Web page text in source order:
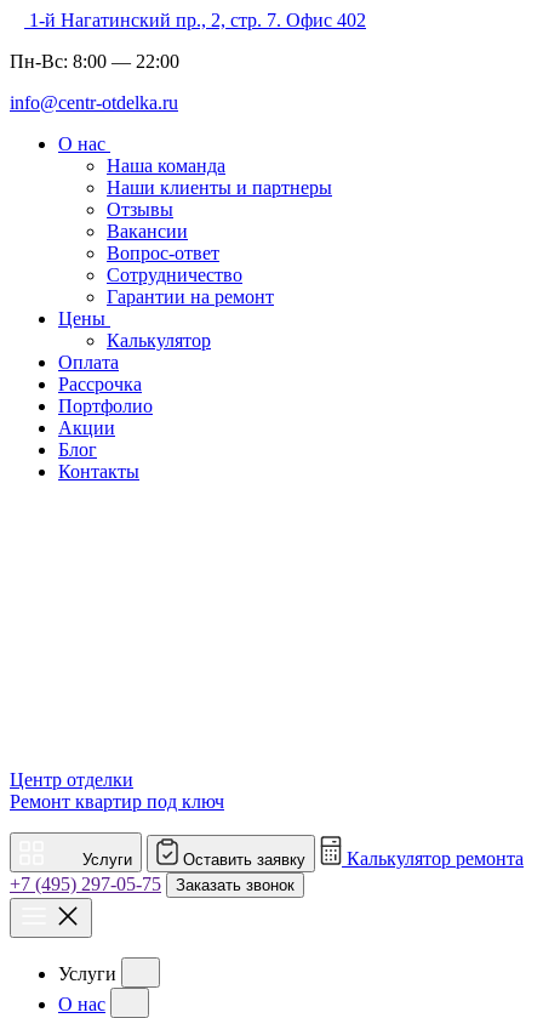
1-й Нагатинский пр., 2, стр. 7. Офис 402
Пн-Вс: 8:00 — 22:00
info@centr-otdelka.ru
О нас
Наша команда
Наши клиенты и партнеры
Отзывы
Вакансии
Вопрос-ответ
Сотрудничество
Гарантии на ремонт
Цены
Калькулятор
Оплата
Рассрочка
Портфолио
Акции
Блог
Контакты
Центр отделки
Ремонт квартир под ключ
Услуги Оставить заявку
Калькулятор ремонта
+7 (495) 297-05-75
Заказать звонок
Услуги
О нас